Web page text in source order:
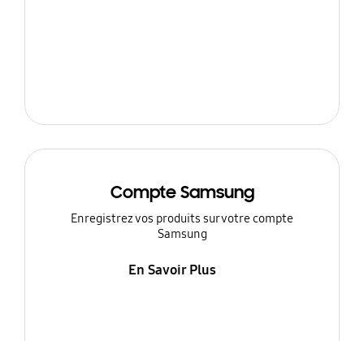
Compte Samsung
Enregistrez vos produits sur votre compte
Samsung
En Savoir Plus